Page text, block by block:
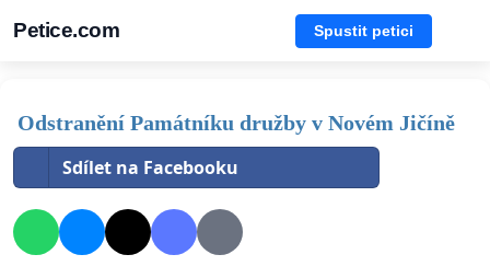
Petice.com Spustit petici
Odstranění Památníku družby v Novém Jičíně
Sdílet na Facebooku